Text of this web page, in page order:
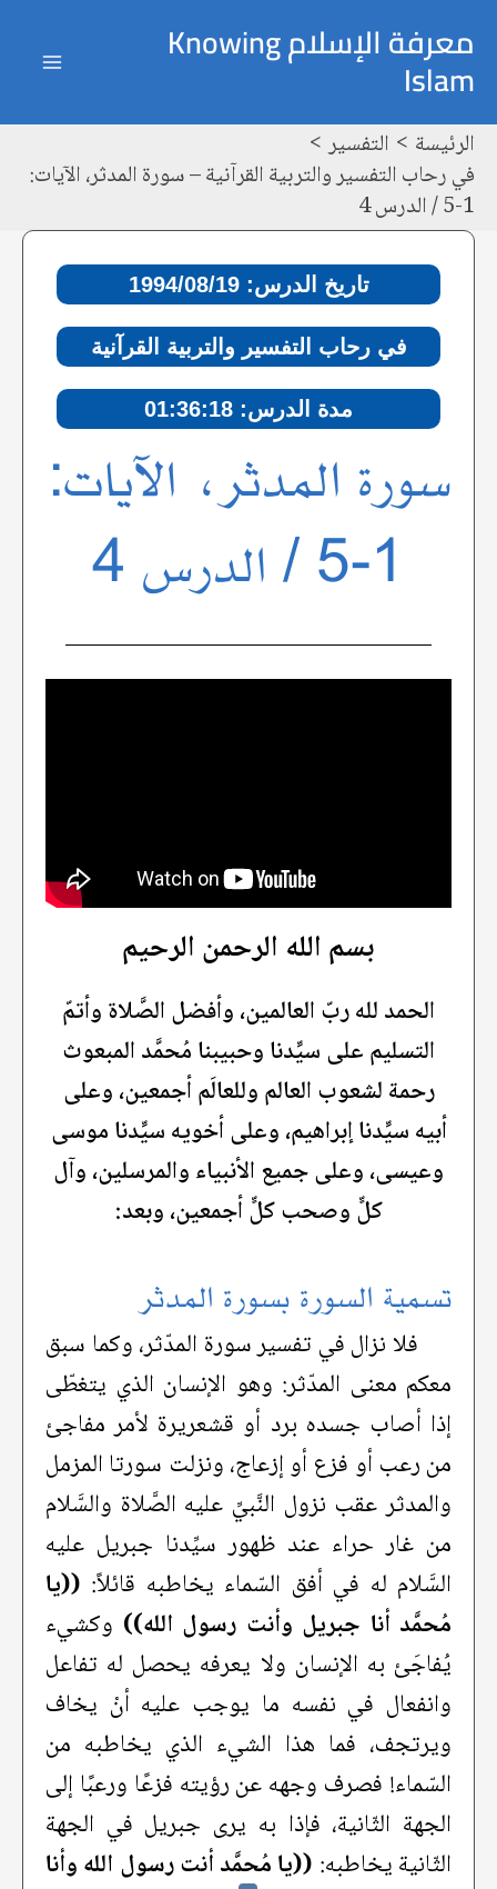
إلى
المحتوى
معرفة الإسلام Knowing
Islam
الرئيسة
التفسير
في رحاب التفسير والتربية القرآنية – سورة المدثر، الآيات:
1-5 / الدرس 4
تاريخ الدرس: 1994/08/19
في رحاب التفسير والتربية القرآنية
مدة الدرس: 01:36:18
سورة المدثر، الآيات:
1-5 / الدرس 4
بسم الله الرحمن الرحيم
الحمد لله ربّ العالمين، وأفضل الصَّلاة وأتمّ
التسليم على سيِّدنا وحبيبنا مُحمَّد المبعوث
رحمة لشعوب العالم وللعالَم أجمعين، وعلى
أبيه سيِّدنا إبراهيم، وعلى أخويه سيِّدنا موسى
وعيسى، وعلى جميع الأنبياء والمرسلين، وآل
كلٍّ وصحب كلٍّ أجمعين، وبعد:
تسمية السورة بسورة المدثر
فلا نزال في تفسير سورة المدّثر، وكما سبق
معكم معنى المدّثر: وهو الإنسان الذي يتغطّى
إذا أصاب جسده برد أو قشعريرة لأمر مفاجئ
من رعب أو فزع أو إزعاج، ونزلت سورتا المزمل
والمدثر عقب نزول النَّبيِّ عليه الصَّلاة والسَّلام
من غار حراء عند ظهور سيِّدنا جبريل عليه
السَّلام له في أفق السّماء يخاطبه قائلاً: ((يا
مُحمَّد أنا جبريل وأنت رسول الله)) وكشيء
يُفاجَئ به الإنسان ولا يعرفه يحصل له تفاعل
وانفعال في نفسه ما يوجب عليه أنْ يخاف
ويرتجف، فما هذا الشيء الذي يخاطبه من
السّماء! فصرف وجهه عن رؤيته فزعًا ورعبًا إلى
الجهة الثّانية، فإذا به يرى جبريل في الجهة
الثّانية يخاطبه: ((يا مُحمَّد أنت رسول الله وأنا
navigation